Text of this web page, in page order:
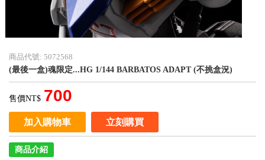
商品代號: 5072568
(最後一盒)魂限定...HG 1/144 BARBATOS ADAPT (不挑盒況)
售價NT$ 700
加入購物車 立刻購買
商品介紹